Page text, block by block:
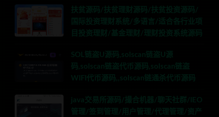
扶贫源码/扶贫理财源码/扶贫投资源码/
国际投资理财系统/多语言/适合各行业项
目投资理财/基金理财/理财投资系统源码
SOL链盗U源码,solscan链盗U源
码,solscan链盗代币源码,solscan链盗
WIFI代币源码,,solscan链通杀代币源码
java交易所源码/撮合机器/聊天社群/IEO
管理/签到管理/用户管理/代理管理/资产